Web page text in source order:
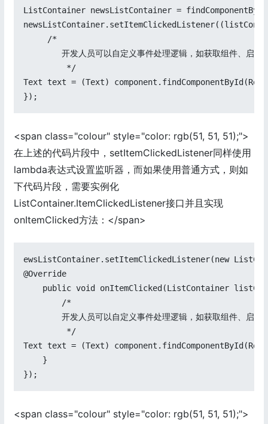
ListContainer newsListContainer =
     /*
开发人员可以自定义事件处理逻辑，如获取组件、启动
         */
Text text = (Text)
});
<span class="colour" style="color: rgb(51, 51, 51);">
在上述的代码片段中，setItemClickedListener同样使用
lambda表达式设置监听器，而如果使用普通方式，则如
下代码片段，需要实例化
ListContainer.ItemClickedListener接口并且实现
onItemClicked方法：</span>
ewsListContainer.setItemClickedListener(new
@Override
public void onItemClicked(ListContainer
        /*
开发人员可以自定义事件处理逻辑，如获取组件、启动
         */
Text text = (Text)
    }
});
<span class="colour" style="color: rgb(51, 51, 51);">